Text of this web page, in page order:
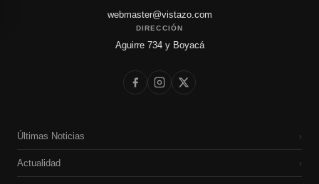
webmaster@vistazo.com
DIRECCIÓN
Aguirre 734 y Boyacá
Últimas Noticias ›
Actualidad ›